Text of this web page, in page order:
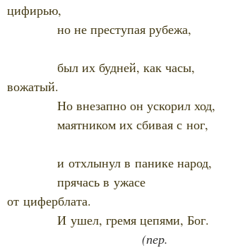
цифирью,
но не преступая рубежа,
был их будней, как часы,
вожатый.
Но внезапно он ускорил ход,
маятником их сбивая с ног,
и отхлынул в панике народ,
прячась в ужасе
от циферблата.
И ушел, гремя цепями, Бог.
(пер.